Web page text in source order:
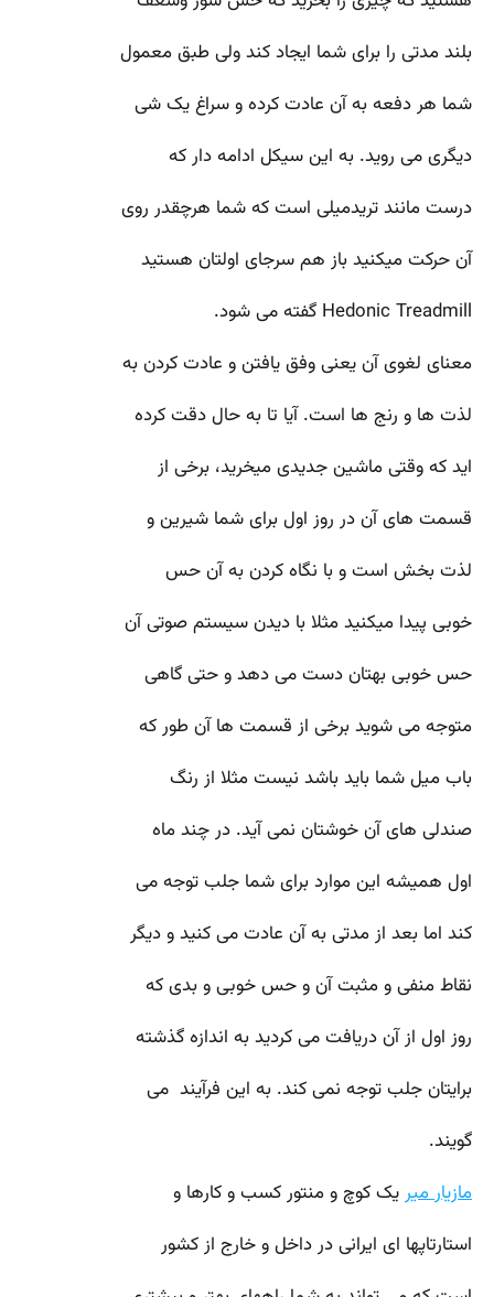
بلند مدتی را برای شما ایجاد کند ولی طبق معمول
شما هر دفعه به آن عادت کرده و سراغ یک شی
دیگری می روید. به این سیکل ادامه دار که
درست مانند تریدمیلی است که شما هرچقدر روی
آن حرکت میکنید باز هم سرجای اولتان هستید
Hedonic Treadmill گفته می شود.
معنای لغوی آن یعنی وفق یافتن و عادت کردن به
لذت ها و رنج ها است. آیا تا به حال دقت کرده
اید که وقتی ماشین جدیدی میخرید، برخی از
قسمت های آن در روز اول برای شما شیرین و
لذت بخش است و با نگاه کردن به آن حس
خوبی پیدا میکنید مثلا با دیدن سیستم صوتی آن
حس خوبی بهتان دست می دهد و حتی گاهی
متوجه می شوید برخی از قسمت ها آن طور که
باب میل شما باید باشد نیست مثلا از رنگ
صندلی های آن خوشتان نمی آید. در چند ماه
اول همیشه این موارد برای شما جلب توجه می
کند اما بعد از مدتی به آن عادت می کنید و دیگر
نقاط منفی و مثبت آن و حس خوبی و بدی که
روز اول از آن دریافت می کردید به اندازه گذشته
برایتان جلب توجه نمی کند. به این فرآیند می
گویند.
مازیار میر یک کوچ و منتور کسب و کارها و
استارتاپها ای ایرانی در داخل و خارج از کشور